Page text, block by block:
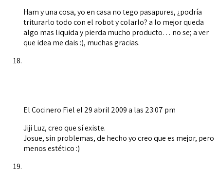
Ham y una cosa, yo en casa no tego pasapures, ¿podría
triturarlo todo con el robot y colarlo? a lo mejor queda
algo mas liquida y pierda mucho producto… no se; a ver
que idea me dais :), muchas gracias.
El Cocinero Fielel 29 abril 2009 a las 23:07 pm
Jiji Luz, creo que sí existe.
Josue, sin problemas, de hecho yo creo que es mejor, pero
menos estético :)